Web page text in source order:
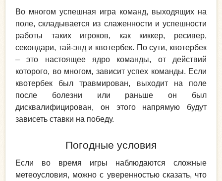
Во многом успешная игра команд, выходящих на
поле, складывается из слаженности и успешности
работы таких игроков, как киккер, ресивер,
секондари, тай-энд и квотербек. По сути, квотербек
– это настоящее ядро команды, от действий
которого, во многом, зависит успех команды. Если
квотербек был травмирован, выходит на поле
после болезни или раньше он был
дисквалифицирован, он этого напрямую будут
зависеть ставки на победу.
Погодные условия
Если во время игры наблюдаются сложные
метеоусловия, можно с уверенностью сказать, что